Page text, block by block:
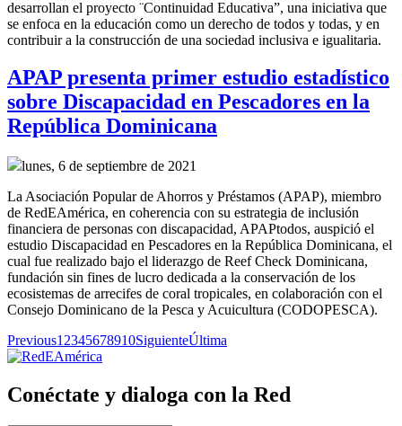
desarrollan el proyecto ¨Continuidad Educativa”, una iniciativa que
se enfoca en la educación como un derecho de todos y todas, y en
contribuir a la construcción de una sociedad inclusiva e igualitaria.
APAP presenta primer estudio estadístico
sobre Discapacidad en Pescadores en la
República Dominicana
lunes, 6 de septiembre de 2021
La Asociación Popular de Ahorros y Préstamos (APAP), miembro
de RedEAmérica, en coherencia con su estrategia de inclusión
financiera de personas con discapacidad, APAPtodos, auspició el
estudio Discapacidad en Pescadores en la República Dominicana, el
cual fue realizado bajo el liderazgo de Reef Check Dominicana,
fundación sin fines de lucro dedicada a la conservación de los
ecosistemas de arrecifes de coral tropicales, en colaboración con el
Consejo Dominicano de la Pesca y Acuicultura (CODOPESCA).
Previous1 2345678910SiguienteÚltima
Conéctate y dialoga con la Red